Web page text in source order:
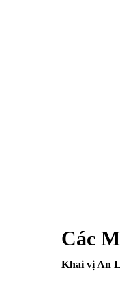
Các
Khai vị An